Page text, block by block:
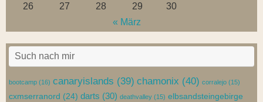
26
27 28 29
30
« März
Such nach mir
bootcamp (16) canaryislands (39) chamonix (40) corralejo (15)
cxmserranord (24) darts (30) deathvalley (15) elbsandsteingebirge